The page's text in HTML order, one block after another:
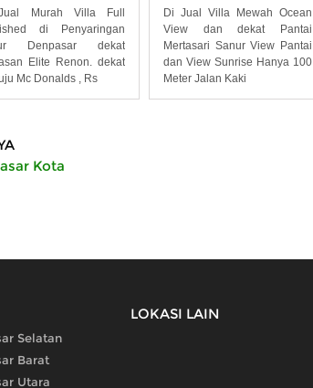
Murah Villa Full
di Penyaringan
Denpasar dekat
Elite Renon. dekat
Mc Donalds , Rs
Di Jual Villa Mewah Ocean
View dan dekat Pantai
Mertasari Sanur View Pantai
dan View Sunrise Hanya 100
Meter Jalan Kaki
Kota
Selatan
Barat
Utara
LOKASI LAIN